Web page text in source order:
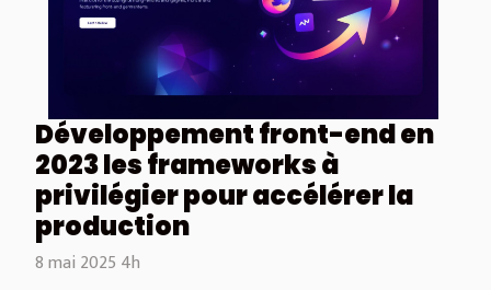
Développement front-end en
2023 les frameworks à
privilégier pour accélérer la
production
8 mai 2025 4h